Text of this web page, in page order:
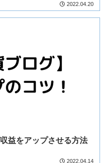
2022.04.20
益をアップさせる方法
2022.04.14